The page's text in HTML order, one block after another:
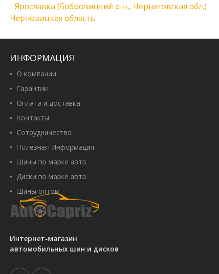
Ярославка (Бобровицкий р-н., Черниговская обл.)
Черновицкая область
Интернет-магазин
автомобильных шин и дисков
ИНФОРМАЦИЯ
О компании
Гарантии
Оплата и доставка
Контакты
Сотрудничество
Полезная Информация
Шины по марке авто
Диски по марке авто
Шины оптом